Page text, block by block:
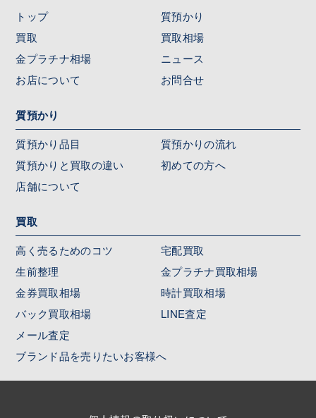
トップ
質預かり
買取
買取相場
金プラチナ相場
ニュース
お店について
お問合せ
質預かり
質預かり品目
質預かりの流れ
質預かりと買取の違い
初めての方へ
店舗について
買取
高く売るためのコツ
宅配買取
生前整理
金プラチナ買取相場
金券買取相場
時計買取相場
バック買取相場
LINE査定
メール査定
ブランド品を売りたいお客様へ